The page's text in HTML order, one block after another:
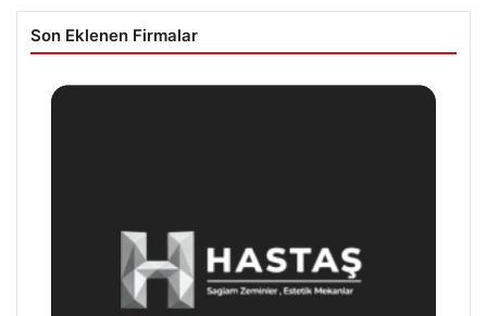
Son Eklenen Firmalar